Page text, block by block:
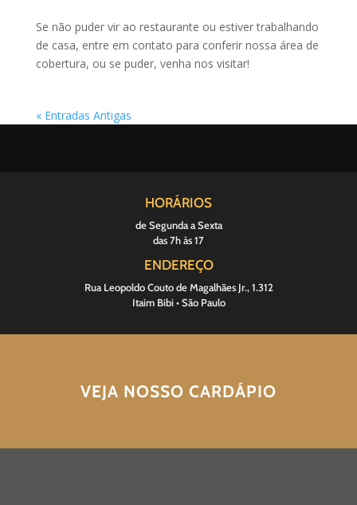
Se não puder vir ao restaurante ou estiver trabalhando
de casa, entre em contato para conferir nossa área de
cobertura, ou se puder, venha nos visitar!
« Entradas Antigas
HORÁRIOS
de Segunda a Sexta
das 7h às 17
ENDEREÇO
Rua Leopoldo Couto de Magalhães Jr., 1.312
Itaim Bibi • São Paulo
VEJA NOSSO CARDÁPIO